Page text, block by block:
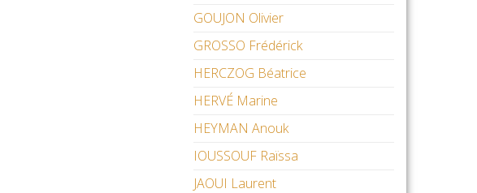
GOUJON Olivier
GROSSO Frédérick
HERCZOG Béatrice
HERVÉ Marine
HEYMAN Anouk
IOUSSOUF Raïssa
JAOUI Laurent